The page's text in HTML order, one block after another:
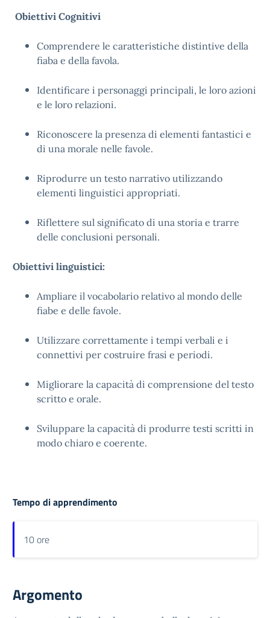
Obiettivi Cognitivi
Comprendere le caratteristiche distintive della
fiaba e della favola.
Identificare i personaggi principali, le loro azioni
e le loro relazioni.
Riconoscere la presenza di elementi fantastici e
di una morale nelle favole.
Riprodurre un testo narrativo utilizzando
elementi linguistici appropriati.
Riflettere sul significato di una storia e trarre
delle conclusioni personali.
Obiettivi linguistici:
Ampliare il vocabolario relativo al mondo delle
fiabe e delle favole.
Utilizzare correttamente i tempi verbali e i
connettivi per costruire frasi e periodi.
Migliorare la capacità di comprensione del testo
scritto e orale.
Sviluppare la capacità di produrre testi scritti in
modo chiaro e coerente.
Tempo di apprendimento
10 ore
Argomento